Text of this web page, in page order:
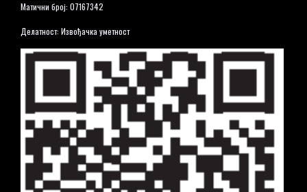
Матични број: 07167342
Делатност: Извођачка уметност